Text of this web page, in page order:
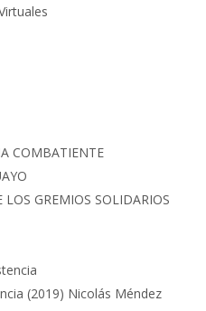
COMBATIENTE
LOS GREMIOS SOLIDARIOS
(2019) Nicolás Méndez